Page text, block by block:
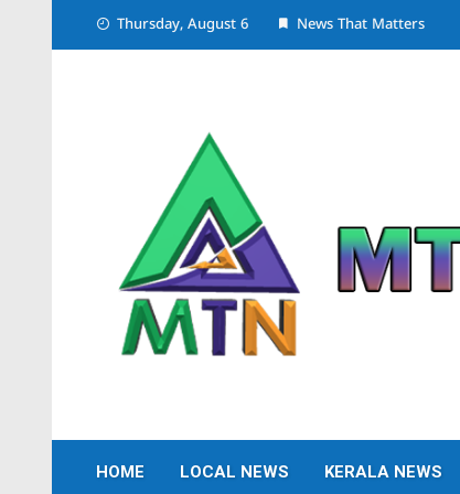
Thursday, August 6 News That Matters
HOME LOCAL NEWS KERALA NEWS